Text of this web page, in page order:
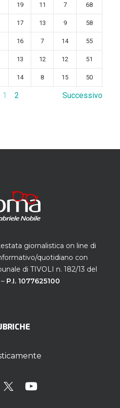
19 11 7 68
17 13 9 58
16 7 14 55
13 12 12 51
14 8 15 50
1 2 Successivo
giornalistica on line di
quotidiano con
di TIVOLI n. 182/13 del
P.I. 1077625100